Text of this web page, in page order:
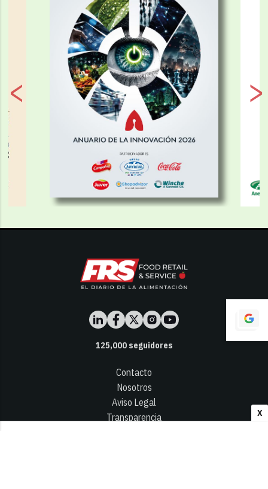
X
125,000seguidores
Contacto
Nosotros
Aviso Legal
Transparencia